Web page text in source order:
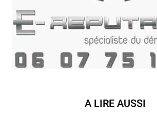
A LIRE AUSSI